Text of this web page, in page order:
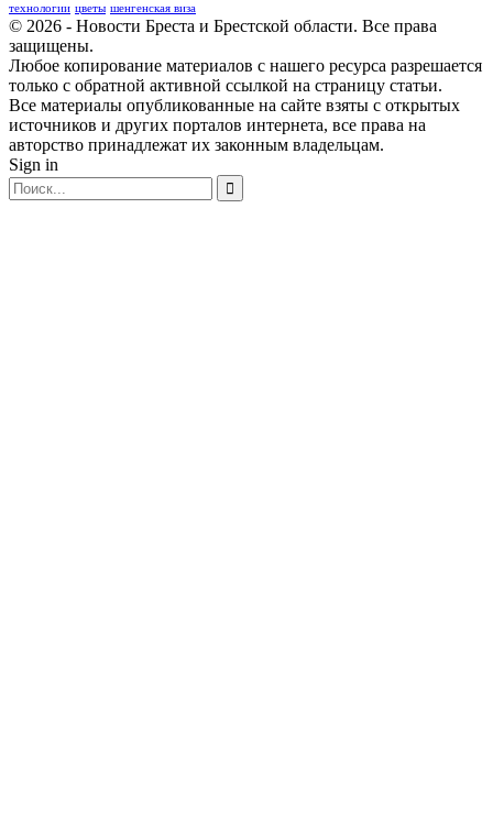
технологии цветы шенгенская виза
© 2026 - Новости Бреста и Брестской области. Все права
защищены.
Любое копирование материалов с нашего ресурса разрешается
только с обратной активной ссылкой на страницу статьи.
Все материалы опубликованные на сайте взяты с открытых
источников и других порталов интернета, все права на
авторство принадлежат их законным владельцам.
Sign in